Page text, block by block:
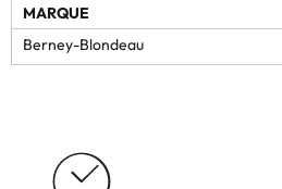
MARQUE
Berney-Blondeau